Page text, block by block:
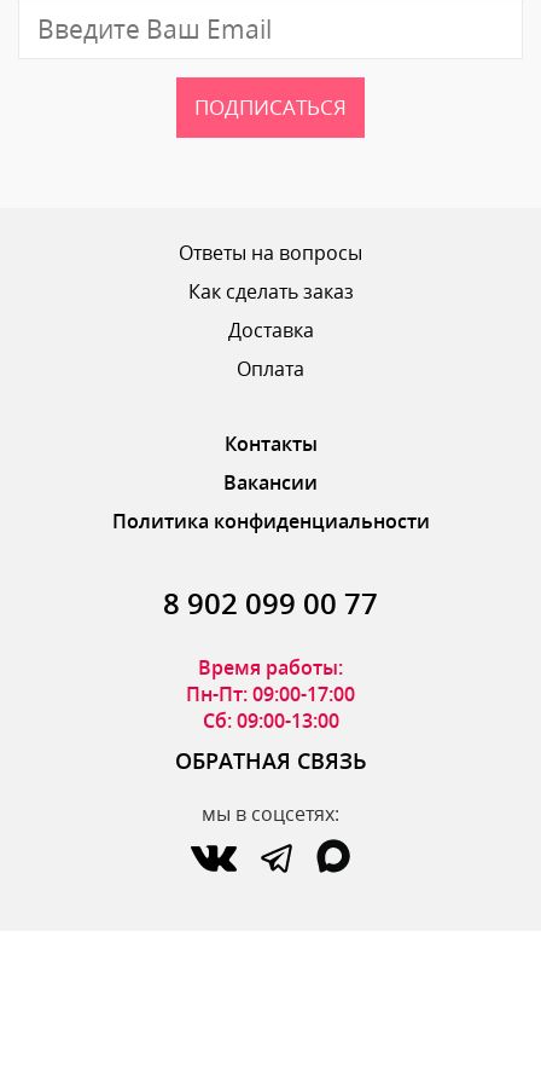
ОТПРАВИТЬ ОТЗЫВ
ПОДПИСАТЬСЯ
Ответы на вопросы
Как сделать заказ
Доставка
Оплата
Контакты
Вакансии
Политика конфиденциальности
8 902 099 00 77
Время работы:
Пн-Пт: 09:00-17:00
Сб: 09:00-13:00
ОБРАТНАЯ СВЯЗЬ
мы в соцсетях: